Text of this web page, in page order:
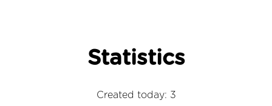
Statistics
Created today: 3